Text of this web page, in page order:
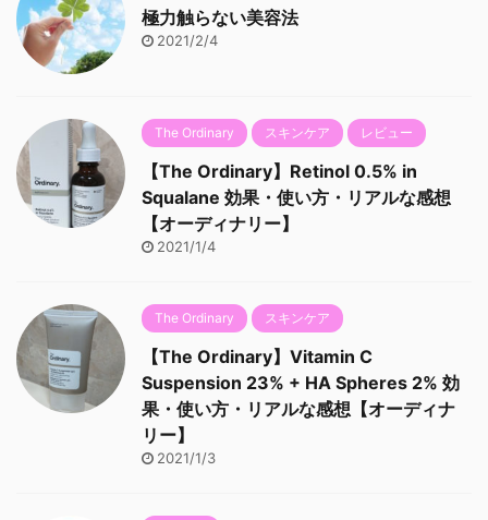
極力触らない美容法
2021/2/4
The Ordinary スキンケア レビュー
【The Ordinary】Retinol 0.5% in
Squalane 効果・使い方・リアルな感想
【オーディナリー】
2021/1/4
The Ordinary スキンケア
【The Ordinary】Vitamin C
Suspension 23% + HA Spheres 2% 効
果・使い方・リアルな感想【オーディナ
リー】
2021/1/3